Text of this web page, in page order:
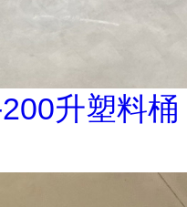
升塑料桶